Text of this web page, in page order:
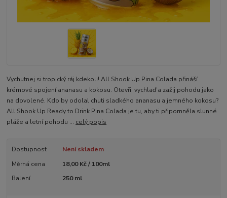
Vychutnej si tropický ráj kdekoli! All Shook Up Pina Colada přináší
krémové spojení ananasu a kokosu. Otevři, vychlaď a zažij pohodu jako
na dovolené. Kdo by odolal chuti sladkého ananasu a jemného kokosu?
All Shook Up Ready to Drink Pina Colada je tu, aby ti připomněla slunné
pláže a letní pohodu ... celý popis
Dostupnost
Není skladem
Měrná cena
18,00 Kč / 100ml
Balení
250 ml